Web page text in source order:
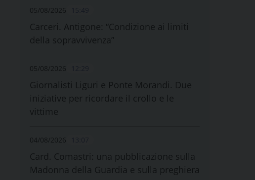
05/08/2026
Carceri. Antigone: “Condizione ai limiti
della sopravvivenza”
05/08/2026
Giornalisti Liguri e Ponte Morandi. Due
iniziative per ricordare il crollo e le
vittime
04/08/2026
Card. Comastri: una pubblicazione sulla
Madonna della Guardia e sulla preghiera